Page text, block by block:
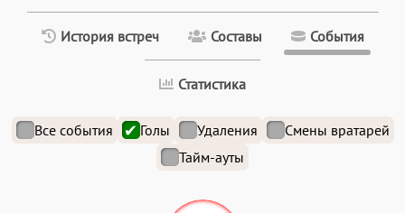
История встреч Составы События
Статистика
Все события Голы Удаления
Смены вратарей
Тайм-ауты